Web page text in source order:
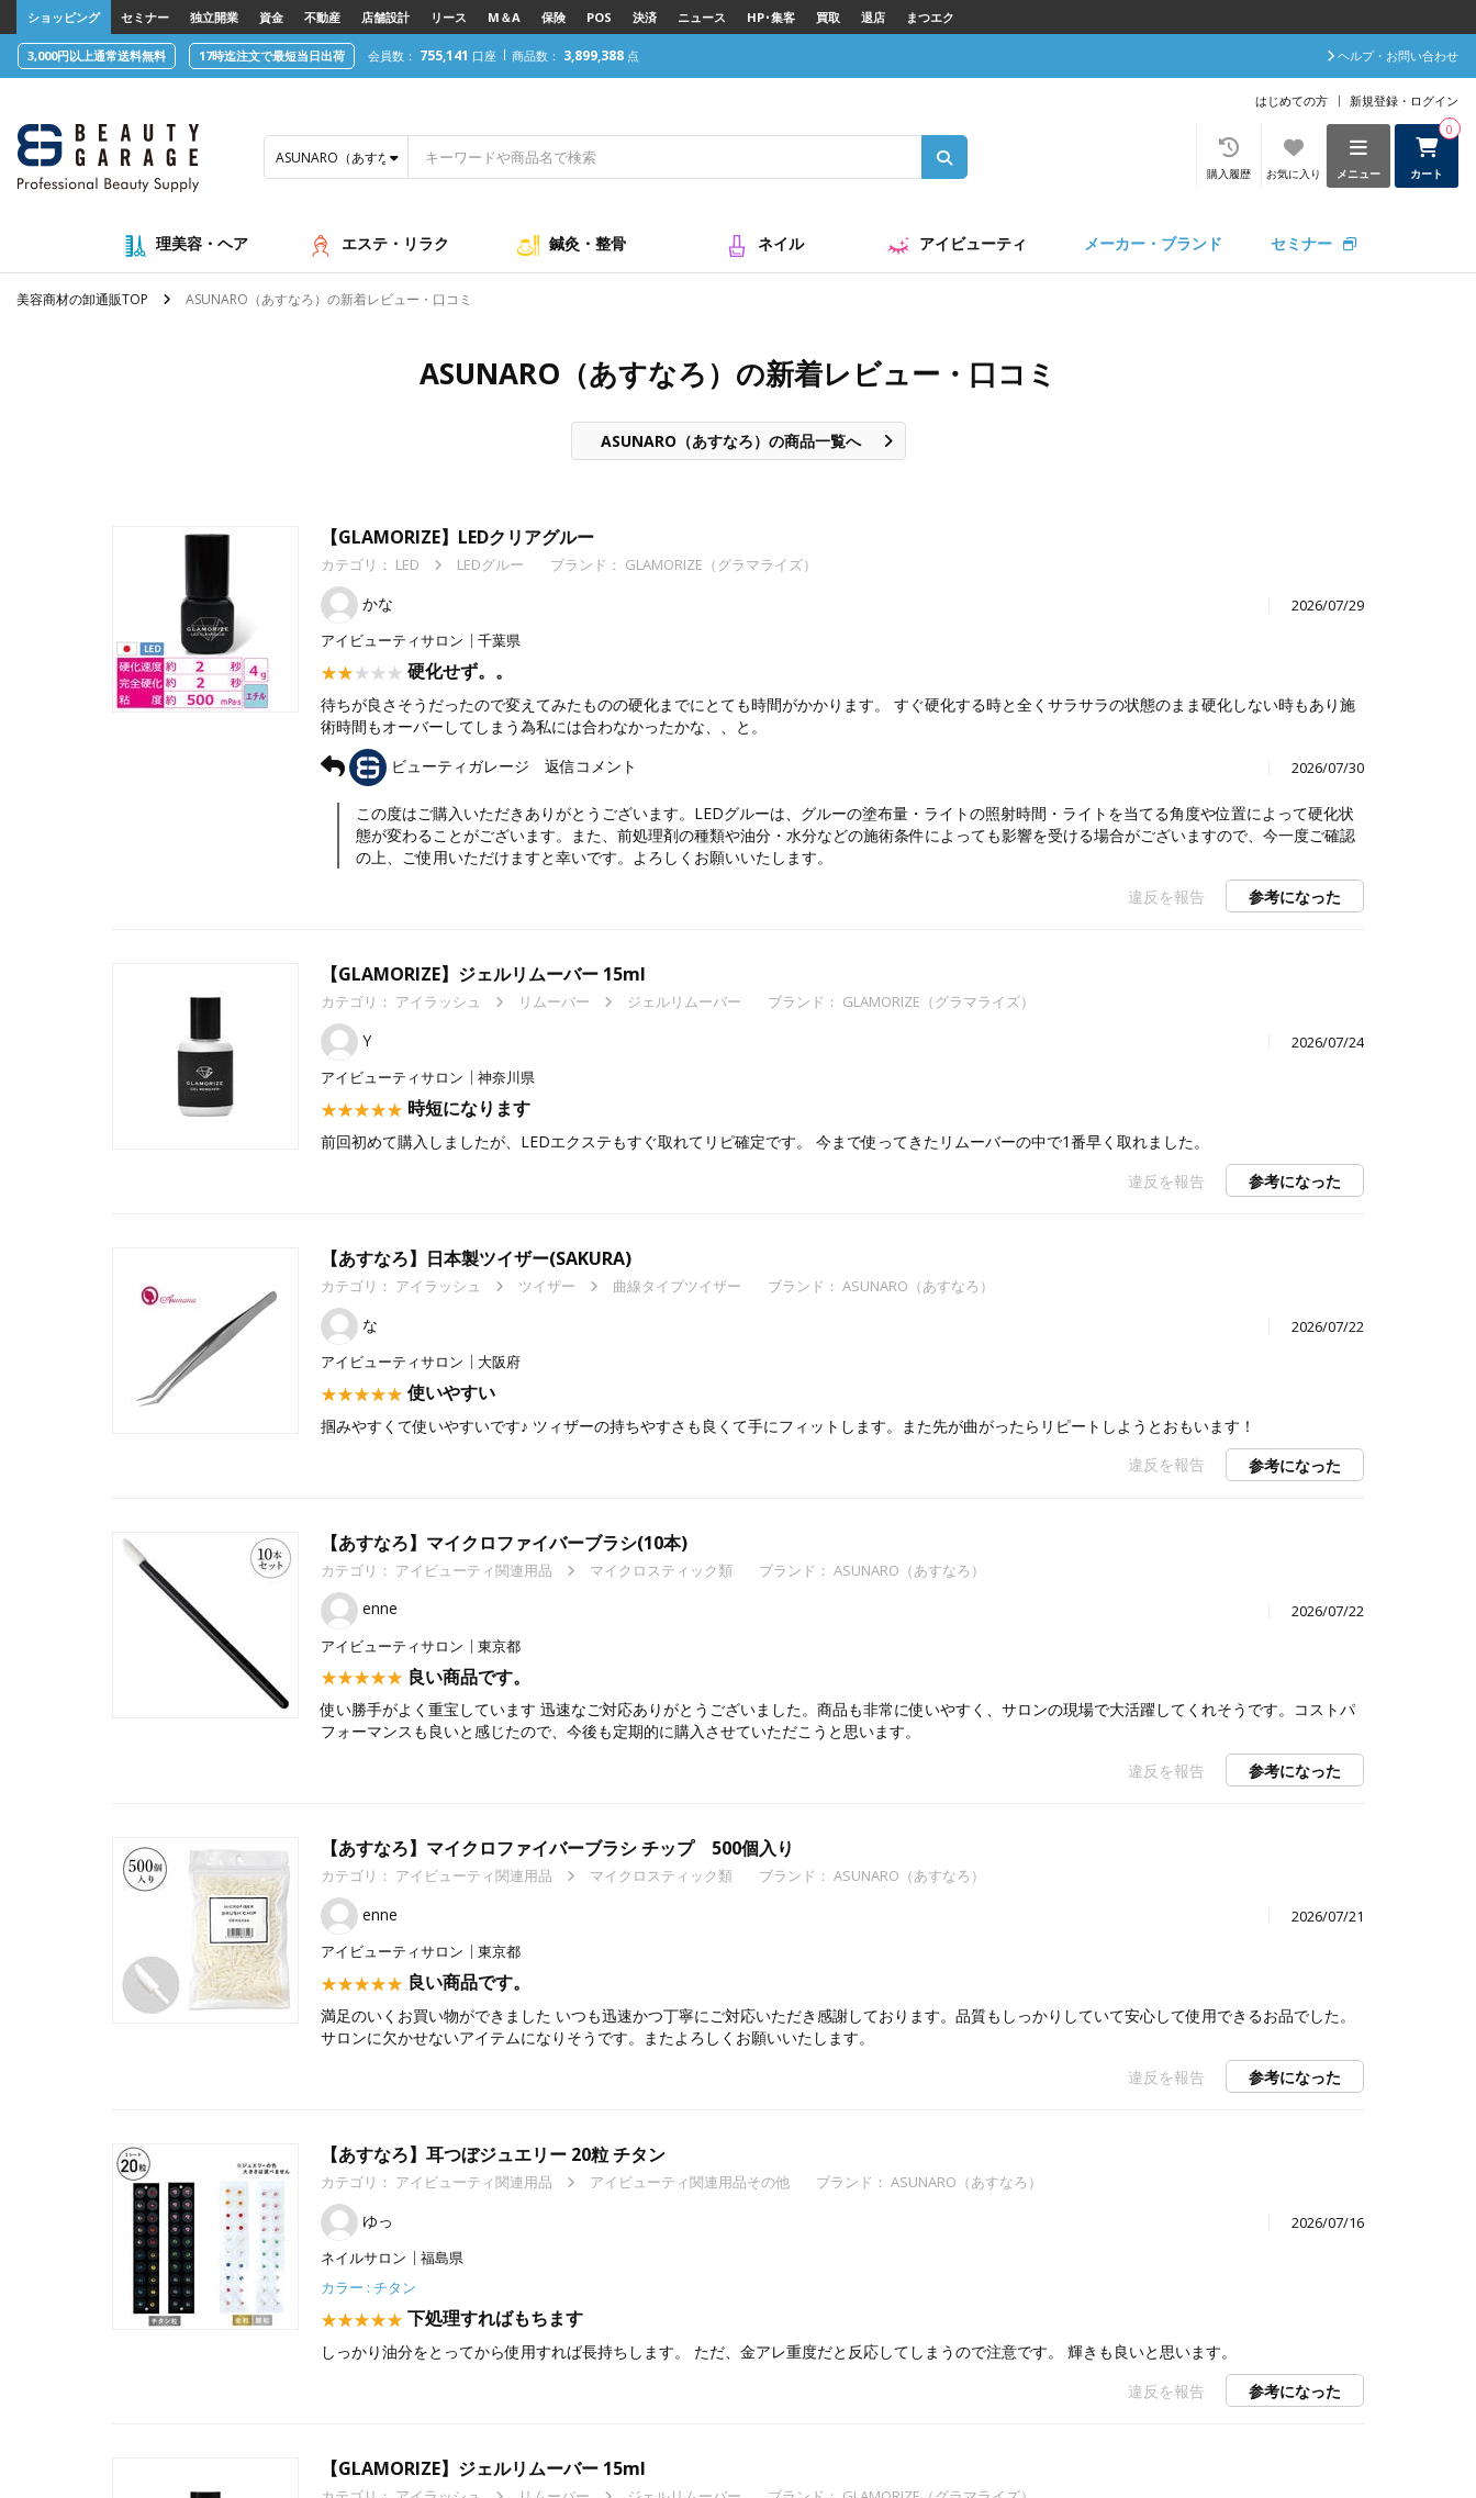
text.skipToContent
text.skipToNavigation
ショッピング セミナー 独立開業 資金 不動産 店舗設計 リース M＆A 保険 POS 決済 ニュース HP･集客 買取 退店 まつエク
3,000円以上通常送料無料 17時迄注文で最短当日出荷 会員数： 755,141 口座 商品数： 3,899,388 点 ヘルプ・お問い合わせ
はじめての方 新規登録・ログイン
カート
0
メニュー
お気に入り
購入履歴
ASUNARO（あすなろ）
理美容・ヘア エステ・リラク 鍼灸・整骨 ネイル アイビューティ メーカー・ブランド セミナー
美容商材の卸通販TOP ASUNARO（あすなろ）の新着レビュー・口コミ
ASUNARO（あすなろ）の新着レビュー・口コミ
ASUNARO（あすなろ）の商品一覧へ
【GLAMORIZE】LEDクリアグルー
カテゴリ： LED LEDグルー ブランド： GLAMORIZE（グラマライズ）
かな
2026/07/29
アイビューティサロン
千葉県
硬化せず。。
待ちが良さそうだったので変えてみたものの硬化までにとても時間がかかります。 すぐ硬化する時と全くサラサラの状態のまま硬化しない時もあり施
術時間もオーバーしてしまう為私には合わなかったかな、、と。
ビューティガレージ
返信コメント 2026/07/30
この度はご購入いただきありがとうございます。LEDグルーは、グルーの塗布量・ライトの照射時間・ライトを当てる角度や位置によって硬化状
態が変わることがございます。また、前処理剤の種類や油分・水分などの施術条件によっても影響を受ける場合がございますので、今一度ご確認
の上、ご使用いただけますと幸いです。よろしくお願いいたします。
違反を報告
参考になった
【GLAMORIZE】ジェルリムーバー 15ml
カテゴリ： アイラッシュ リムーバー ジェルリムーバー ブランド： GLAMORIZE（グラマライズ）
Y
2026/07/24
アイビューティサロン
神奈川県
時短になります
前回初めて購入しましたが、LEDエクステもすぐ取れてリピ確定です。 今まで使ってきたリムーバーの中で1番早く取れました。
違反を報告
参考になった
【あすなろ】日本製ツイザー(SAKURA)
カテゴリ： アイラッシュ ツイザー 曲線タイプツイザー ブランド： ASUNARO（あすなろ）
な
2026/07/22
アイビューティサロン
大阪府
使いやすい
掴みやすくて使いやすいです♪ ツィザーの持ちやすさも良くて手にフィットします。また先が曲がったらリピートしようとおもいます！
違反を報告
参考になった
【あすなろ】マイクロファイバーブラシ(10本)
カテゴリ： アイビューティ関連用品 マイクロスティック類 ブランド： ASUNARO（あすなろ）
enne
2026/07/22
アイビューティサロン
東京都
良い商品です。
使い勝手がよく重宝しています 迅速なご対応ありがとうございました。商品も非常に使いやすく、サロンの現場で大活躍してくれそうです。コストパ
フォーマンスも良いと感じたので、今後も定期的に購入させていただこうと思います。
違反を報告
参考になった
【あすなろ】マイクロファイバーブラシ チップ 500個入り
カテゴリ： アイビューティ関連用品 マイクロスティック類 ブランド： ASUNARO（あすなろ）
enne
2026/07/21
アイビューティサロン
東京都
良い商品です。
満足のいくお買い物ができました いつも迅速かつ丁寧にご対応いただき感謝しております。品質もしっかりしていて安心して使用できるお品でした。
サロンに欠かせないアイテムになりそうです。またよろしくお願いいたします。
違反を報告
参考になった
【あすなろ】耳つぼジュエリー 20粒 チタン
カテゴリ： アイビューティ関連用品 アイビューティ関連用品その他 ブランド： ASUNARO（あすなろ）
ゆっ
2026/07/16
ネイルサロン
福島県
カラー : チタン
下処理すればもちます
しっかり油分をとってから使用すれば長持ちします。 ただ、金アレ重度だと反応してしまうので注意です。 輝きも良いと思います。
違反を報告
参考になった
【GLAMORIZE】ジェルリムーバー 15ml